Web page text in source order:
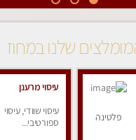
שלנו במחוז
פלטינה
עיסוי מרענן
עיסוי שוודי, עיסוי
ספורטיבי...